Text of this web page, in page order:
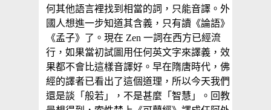
何其他語言裡找到相當的詞，只能音譯。外
國人想進一步知道其含義，只有讀《論語》
《孟子》了。現在 Zen 一詞在西方已經流
行，如果當初試圖用任何英文字來譯義，效
果都不會比這樣音譯好。早在隋唐時代，佛
經的譯者已看出了這個道理，所以今天我們
還是談「般若」，不是甚麼「智慧」。回教